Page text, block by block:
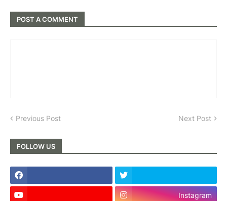
POST A COMMENT
Previous Post Next Post
FOLLOW US
Instagram